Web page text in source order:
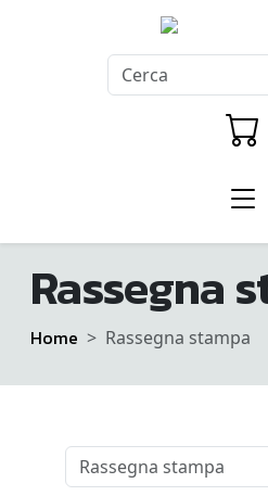
Rassegna
Home Rassegna stampa